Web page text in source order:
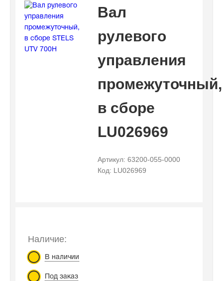
Вал
рулевого
управления
промежуточный,
в сборе
LU026969
Артикул: 63200-055-0000
Код: LU026969
Наличие:
В наличии
Под заказ